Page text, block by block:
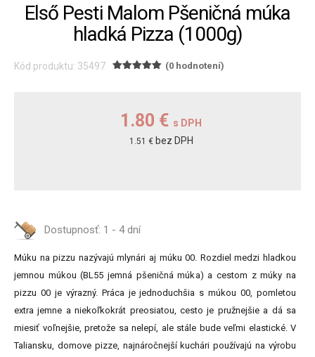
Első Pesti Malom Pšeničná múka
hladká Pizza (1000g)
Kód produktu: 35497 (0 hodnotení)
1.80 € s DPH
1.51 € bez DPH
Dostupnosť: 1 - 4 dní
Múku na pizzu nazývajú mlynári aj múku 00. Rozdiel medzi hladkou
jemnou múkou (BL55 jemná pšeničná múka) a cestom z múky na
pizzu 00 je výrazný. Práca je jednoduchšia s múkou 00, pomletou
extra jemne a niekoľkokrát preosiatou, cesto je pružnejšie a dá sa
miesiť voľnejšie, pretože sa nelepí, ale stále bude veľmi elastické. V
Taliansku, domove pizze, najnáročnejší kuchári používajú na výrobu